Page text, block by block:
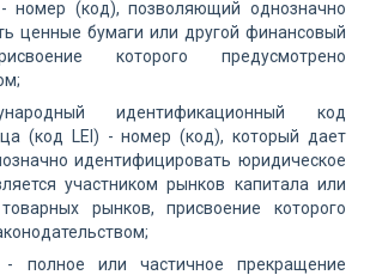
номер (код), позволяющий однозначно
ценные бумаги или другой финансовый
которого предусмотрено
идентификационный код
(код LEI) - номер (код), который дает
идентифицировать юридическое
участником рынков капитала или
рынков, присвоение которого
- полное или частичное прекращение